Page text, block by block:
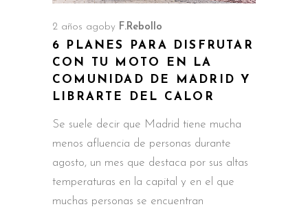
2 años agoby F.Rebollo
6 PLANES PARA DISFRUTAR
CON TU MOTO EN LA
COMUNIDAD DE MADRID Y
LIBRARTE DEL CALOR
Se suele decir que Madrid tiene mucha
menos afluencia de personas durante
agosto, un mes que destaca por sus altas
temperaturas en la capital y en el que
muchas personas se encuentran